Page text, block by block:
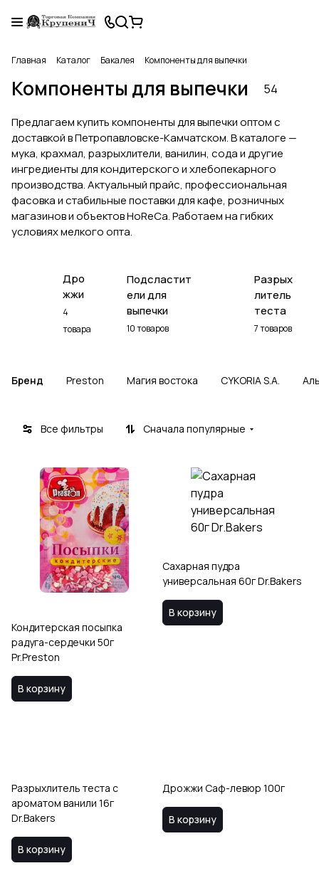
Главная Каталог Бакалея Компоненты для выпечки
Компоненты для выпечки 54
Предлагаем купить компоненты для выпечки оптом с
доставкой в Петропавловске-Камчатском. В каталоге —
мука, крахмал, разрыхлители, ванилин, сода и другие
ингредиенты для кондитерского и хлебопекарного
производства. Актуальный прайс, профессиональная
фасовка и стабильные поставки для кафе, розничных
магазинов и объектов HoReCa. Работаем на гибких
условиях мелкого опта.
Дро
жжи
4
товара
Подсластит
ели для
выпечки
10 товаров
Разрых
литель
теста
7 товаров
Бренд Preston Магия востока CYKORIA S.A.
Все фильтры Сначала популярные
Кондитерская посыпка
радуга-сердечки 50г
Pr.Preston
В корзину
Сахарная пудра
универсальная 60г Dr.Bakers
В корзину
Разрыхлитель теста с
ароматом ванили 16г
Dr.Bakers
В корзину
Дрожжи Саф-левюр 100г
В корзину